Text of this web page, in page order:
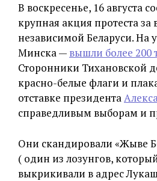
В воскресенье, 16 августа
крупная акция протеста
независимой Беларуси. На
Минска — вышли более 200
Сторонники Тихановской
красно-белые флаги и
отставке президента
справедливым выборам и
Они скандировали «Жыве
( один из лозунгов,
выкрикивали в адрес